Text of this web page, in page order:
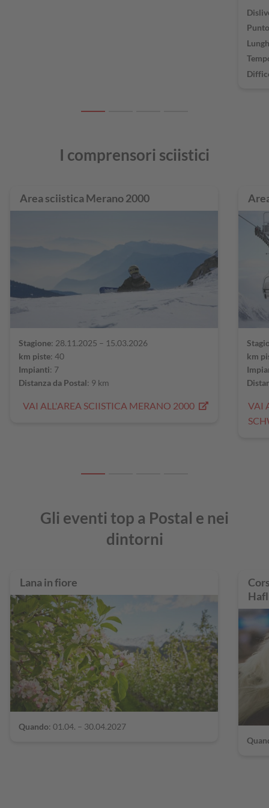
I comprensori sciistici
Area sciistica Merano 2000
Stagione: 28.11.2025 – 15.03.2026
km piste: 40
Impianti: 7
Distanza da Postal: 9 km
VAI ALL'AREA SCIISTICA MERANO 2000
km
VAI
Gli eventi top a Postal e nei
dintorni
Lana in fiore
Quando: 01.04. – 30.04.2027